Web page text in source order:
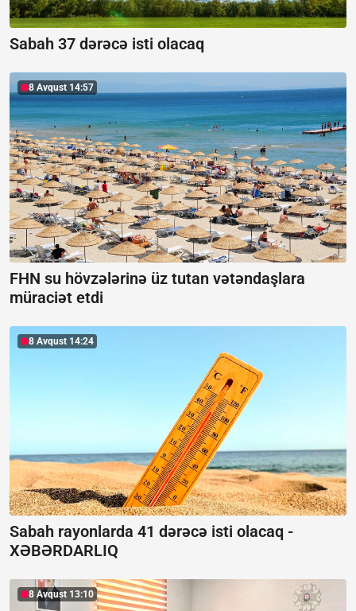
Sabah 37 dərəcə isti olacaq
8 Avqust 14:57
FHN su hövzələrinə üz tutan vətəndaşlara
müraciət etdi
8 Avqust 14:24
Sabah rayonlarda 41 dərəcə isti olacaq -
XƏBƏRDARLIQ
8 Avqust 13:10